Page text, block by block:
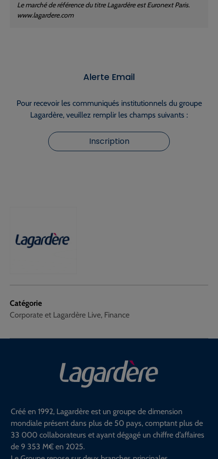
Catégorie
Corporate et Lagardère Live, Finance
Le marché de référence du titre Lagardère est Euronext Paris.
www.lagardere.com
Alerte Email
Pour recevoir les communiqués institutionnels du groupe
Lagardère, veuillez remplir les champs suivants :
Inscription
Créé en 1992, Lagardère est un groupe de dimension
mondiale présent dans plus de 50 pays, comptant plus de
33 000 collaborateurs et ayant dégagé un chiffre d’affaires
de 9 353 M€ en 2025.